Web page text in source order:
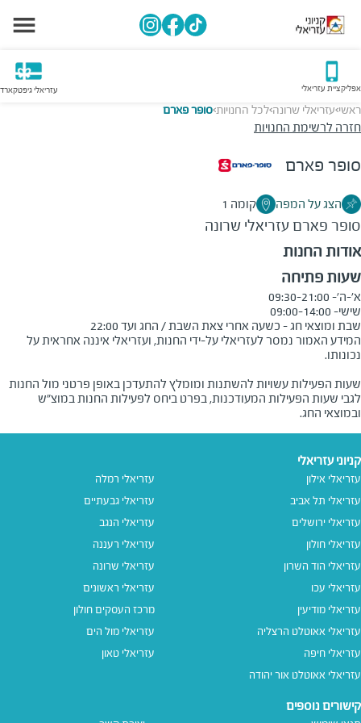
אפליקציית עזריאלי עזריאלי גיפטקארד
ראשי>עזריאלי שרונה>לכל החנויות>סופר פארם
חזרה לרשימת החנויות
סופר פארם
הצג על המפה קומה 1
סופר פארם עזריאלי שרונה
אודות החנות
שעות פתיחה
שבת ומוצאי חג - כשעה אחרי צאת השבת / החג ועד 22:00
המידע האמור נמסר לעזריאלי על-ידי החנות, ועזריאלי איננה אחראית על
שעות הפעילות עשויות להשתנות ומומלץ להתעדכן באופן פרטני מול החנות
לגבי שעות הפעילות המעודכנות, בפרט ביחס לפעילות החנות במוצ"ש
ובמוצאי החג.
קניוני עזריאלי
עזריאלי אילון
עזריאלי תל אביב
עזריאלי ירושלים
עזריאלי חולון
עזריאלי הוד השרון
עזריאלי עכו
עזריאלי מודיעין
עזריאלי אאוטלט הרצליה
עזריאלי חיפה
עזריאלי אאוטלט אור יהודה
עזריאלי רמלה
עזריאלי גבעתיים
עזריאלי הנגב
עזריאלי רעננה
עזריאלי שרונה
עזריאלי ראשונים
מרכז העסקים חולון
עזריאלי מול הים
עזריאלי טאון
קישורים נוספים